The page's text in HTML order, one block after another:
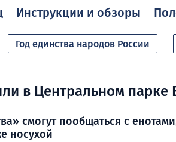
Инструкции и обзоры
Год единства народов России
в Центральном парке
смогут пообщаться с
носухой